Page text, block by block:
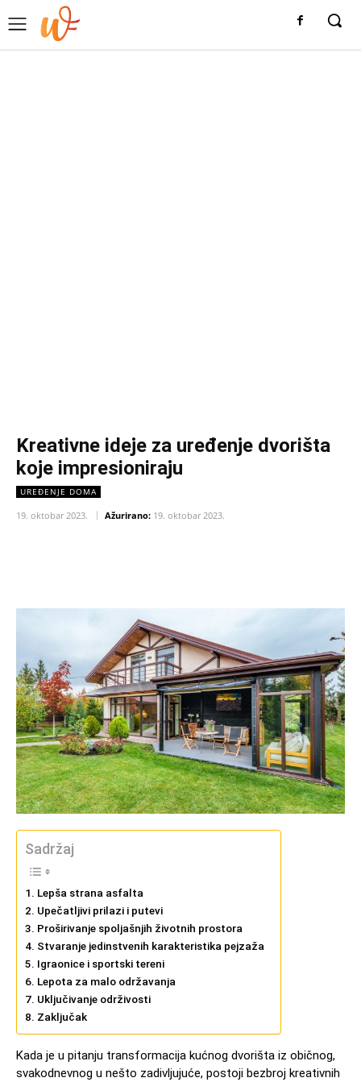
Kreativne ideje za uređenje dvorišta
koje impresioniraju
UREĐENJE DOMA
19. oktobar 2023. Ažurirano: 19. oktobar 2023.
Sadržaj
Lepša strana asfalta
Upečatljivi prilazi i putevi
Proširivanje spoljašnjih životnih prostora
Stvaranje jedinstvenih karakteristika pejzaža
Igraonice i sportski tereni
Lepota za malo održavanja
Uključivanje održivosti
Zaključak
Kada je u pitanju transformacija kućnog dvorišta iz običnog,
svakodnevnog u nešto zadivljujuće, postoji bezbroj kreativnih